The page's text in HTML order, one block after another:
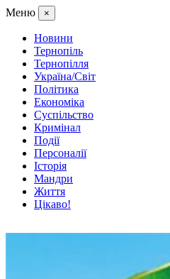
Меню ×
Новини
Тернопіль
Тернопілля
Україна/Світ
Політика
Економіка
Суспільство
Кримінал
Події
Персоналії
Історія
Мандри
Життя
Цікаво!